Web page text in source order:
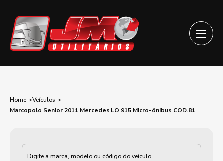
Home
Veículos
Marcopolo Senior 2011 Mercedes LO 915 Micro-ônibus COD.81
Categoria